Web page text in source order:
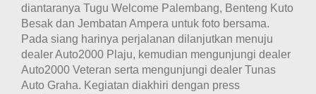
diantaranya Tugu Welcome Palembang, Benteng Kuto
Besak dan Jembatan Ampera untuk foto bersama.
Pada siang harinya perjalanan dilanjutkan menuju
dealer Auto2000 Plaju, kemudian mengunjungi dealer
Auto2000 Veteran serta mengunjungi dealer Tunas
Auto Graha. Kegiatan diakhiri dengan press